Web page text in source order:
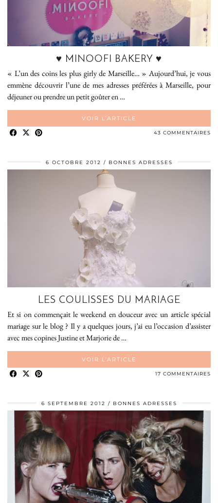
♥ MINOOFI BAKERY ♥
« L’un des coins les plus girly de Marseille… » Aujourd’hui, je vous
emmène découvrir l’une de mes adresses préférées à Marseille, pour
déjeuner ou prendre un petit goûter en …
VOIR L’ARTICLE
43 COMMENTAIRES
6 OCTOBRE 2012 BONNES ADRESSES
LES COULISSES DU MARIAGE
Et si on commençait le weekend en douceur avec un article spécial
mariage sur le blog ? Il y a quelques jours, j’ai eu l’occasion d’assister
avec mes copines Justine et Marjorie de …
VOIR L’ARTICLE
17 COMMENTAIRES
6 SEPTEMBRE 2012 BONNES ADRESSES